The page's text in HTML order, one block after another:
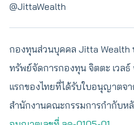
@JittaWealth
กองทุนส่วนบุคคล Jitta Wealth
ทรัพย์จัดการกองทุน จิตตะ เวลธ์
แรกของไทยที่ได้รับใบอนุญาตจ
สำนักงานคณะกรรมการกำกับ